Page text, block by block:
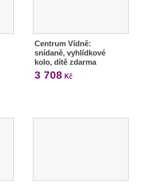
Centrum Vídně:
snídaně, vyhlídkové
kolo, dítě zdarma
3 708 Kč